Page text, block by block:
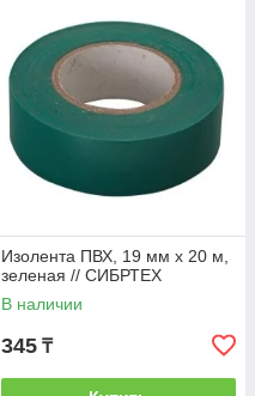
Изолента ПВХ, 19 мм х 20 м,
зеленая // СИБРТЕХ
В наличии
345 ₸